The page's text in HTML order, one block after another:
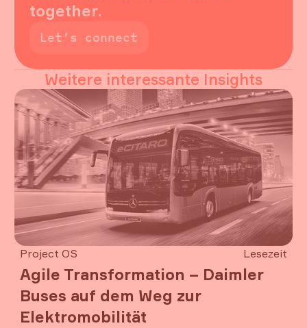
together.
Let’s connect
Let’s connect
Weitere interessante Insights
Project OS Lesezeit
Agile Transformation – Daimler
Buses auf dem Weg zur
Elektromobilität